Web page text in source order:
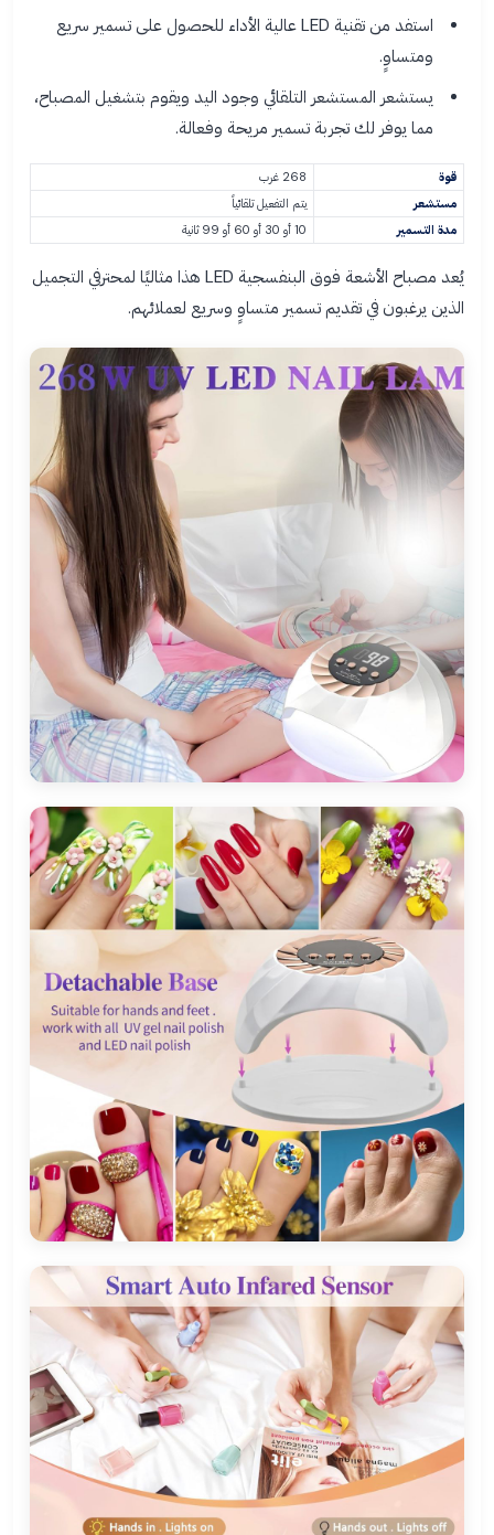
استفد من تقنية LED عالية الأداء للحصول على تسمير سريع
ومتساوٍ.
يستشعر المستشعر التلقائي وجود اليد ويقوم بتشغيل المصباح،
مما يوفر لك تجربة تسمير مريحة وفعالة.
قوة
268 غرب
مستشعر
يتم التفعيل تلقائياً
مدة التسمير
10 أو 30 أو 60 أو 99 ثانية
يُعد مصباح الأشعة فوق البنفسجية LED هذا مثاليًا لمحترفي التجميل
الذين يرغبون في تقديم تسمير متساوٍ وسريع لعملائهم.